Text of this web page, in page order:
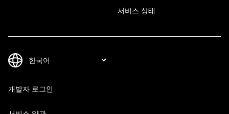
서비스 상태
개발자 로그인